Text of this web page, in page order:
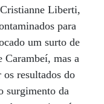
Liberti,
para
um surto de
Carambeí, mas a
resultados do
surgimento da